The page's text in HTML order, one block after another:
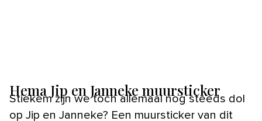
Hema Jip en Janneke muursticker
Stiekem zijn we toch allemaal nog steeds dol
op Jip en Janneke? Een muursticker van dit